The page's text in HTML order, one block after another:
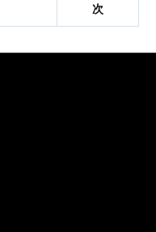
次